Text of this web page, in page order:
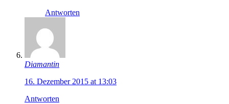
Antworten
Diamantin
16. Dezember 2015 at 13:03
Antworten